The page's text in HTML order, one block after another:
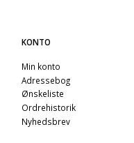
KONTO
Min konto
Adressebog
Ønskeliste
Ordrehistorik
Nyhedsbrev